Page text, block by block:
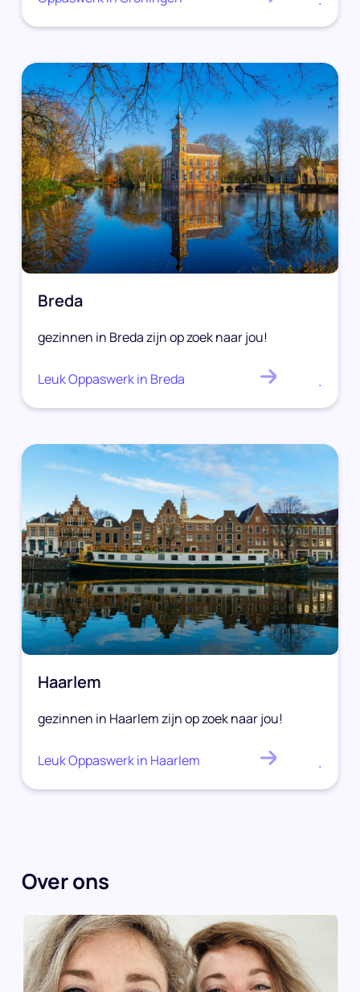
Breda
gezinnen in Breda zijn op zoek naar jou!
Leuk Oppaswerk in Breda .
Haarlem
gezinnen in Haarlem zijn op zoek naar jou!
Leuk Oppaswerk in Haarlem .
Over ons